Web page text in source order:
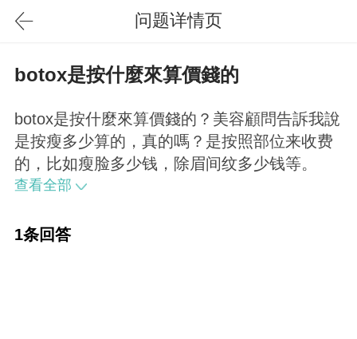
问题详情页
botox是按什麼來算價錢的
botox是按什麼來算價錢的？美容顧問告訴我說
是按瘦多少算的，真的嗎？是按照部位来收费
的，比如瘦脸多少钱，除眉间纹多少钱等。
查看全部
1条回答